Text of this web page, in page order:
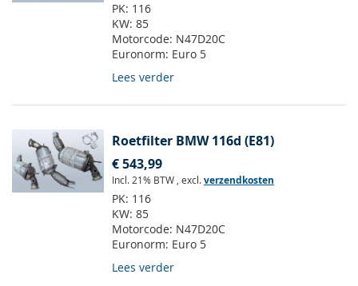
PK: 116
KW: 85
Motorcode: N47D20C
Euronorm: Euro 5
Lees verder
Roetfilter BMW 116d (E81)
€ 543,99
Incl. 21% BTW , excl.verzendkosten
PK: 116
KW: 85
Motorcode: N47D20C
Euronorm: Euro 5
Lees verder